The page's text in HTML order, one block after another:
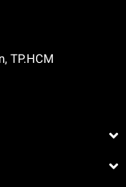
TP.HCM